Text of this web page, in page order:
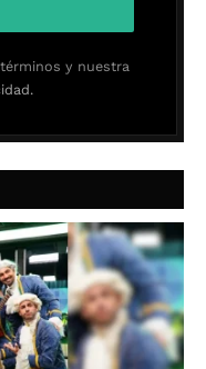
y nuestra